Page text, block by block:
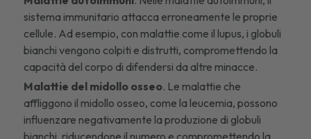
sistema immunitario attacca erroneamente le proprie
cellule. Ad esempio, con malattie come il lupus, i globuli
bianchi vengono colpiti e distrutti, compromettendo la
capacità del corpo di difendersi da altre minacce.
Malattie del midollo osseo. Le malattie che
affliggono il midollo osseo, come la leucemia, possono
influenzare negativamente la produzione di globuli